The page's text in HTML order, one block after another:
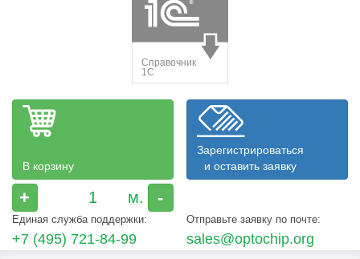
В корзину
+ -
Зарегистрироваться
и оставить заявку
Единая служба поддержки:
+7 (495) 721-84-99
Отправьте заявку по почте:
sales@optochip.org